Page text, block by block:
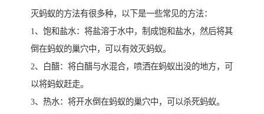
灭蚂蚁的方法有很多种，以下是一些常见的方法：
1、饱和盐水：将盐溶于水中，制成饱和盐水，然后将其
倒在蚂蚁的巢穴中，可以有效灭蚂蚁。
2、白醋：将白醋与水混合，喷洒在蚂蚁出没的地方，可
以将蚂蚁赶走。
3、热水：将开水倒在蚂蚁的巢穴中，可以杀死蚂蚁。